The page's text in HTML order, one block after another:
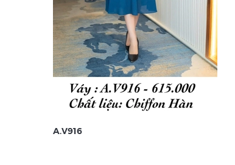
A.V916